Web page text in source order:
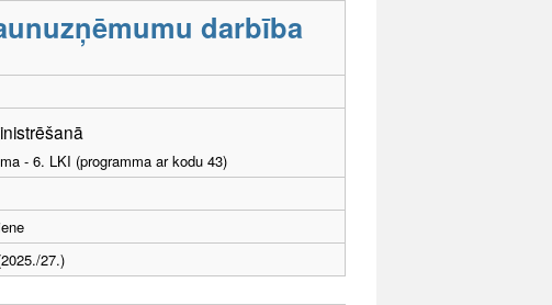
darbība
- 6. LKI (programma ar kodu 43)
27.)